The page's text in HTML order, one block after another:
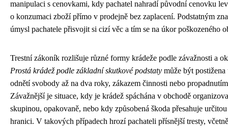
manipulaci s cenovkami, kdy pachatel nahradí původní cenovku
o konzumaci zboží přímo v prodejně bez zaplacení. Podstatným
úmysl pachatele přisvojit si cizí věc a tím se na úkor poškozeného
Trestní zákoník rozlišuje různé formy krádeže podle závažnosti a
Prostá krádež podle základní skutkové podstaty může být postižena
odnětí svobody až na dva roky, zákazem činnosti nebo
Závažnější je situace, kdy je krádež spáchána v obchodě
skupinou, opakovaně, nebo kdy způsobená škoda přesahuje
hranici. V takových případech hrozí pachateli přísnější tresty,